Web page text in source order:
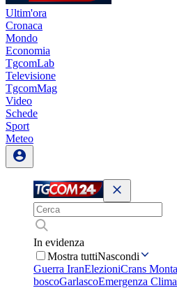
Ultim'ora
Cronaca
Mondo
Economia
TgcomLab
Televisione
TgcomMag
Video
Schede
Sport
Meteo
In evidenza
Mostra tuttiNascondi
Guerra IranElezioniCrans
boscoGarlascoEmergenza Clima